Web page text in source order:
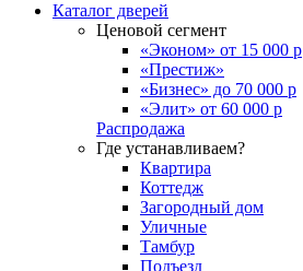
Каталог дверей
Ценовой сегмент
«Эконом» от 15 000 р
«Престиж»
«Бизнес» до 70 000 р
«Элит» от 60 000 р
Распродажа
Где устанавливаем?
Квартира
Коттедж
Загородный дом
Уличные
Тамбур
Подъезд